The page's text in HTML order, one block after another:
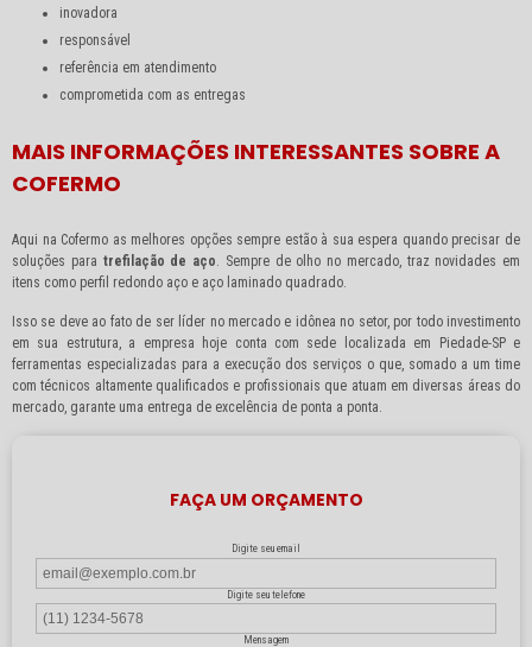
inovadora
responsável
referência em atendimento
comprometida com as entregas
MAIS INFORMAÇÕES INTERESSANTES SOBRE A
COFERMO
Aqui na Cofermo as melhores opções sempre estão à sua espera quando precisar de
soluções para trefilação de aço. Sempre de olho no mercado, traz novidades em
itens como perfil redondo aço e aço laminado quadrado.
Isso se deve ao fato de ser líder no mercado e idônea no setor, por todo investimento
em sua estrutura, a empresa hoje conta com sede localizada em Piedade-SP e
ferramentas especializadas para a execução dos serviços o que, somado a um time
com técnicos altamente qualificados e profissionais que atuam em diversas áreas do
mercado, garante uma entrega de excelência de ponta a ponta.
FAÇA UM ORÇAMENTO
Digite seu email
Digite seu telefone
Mensagem